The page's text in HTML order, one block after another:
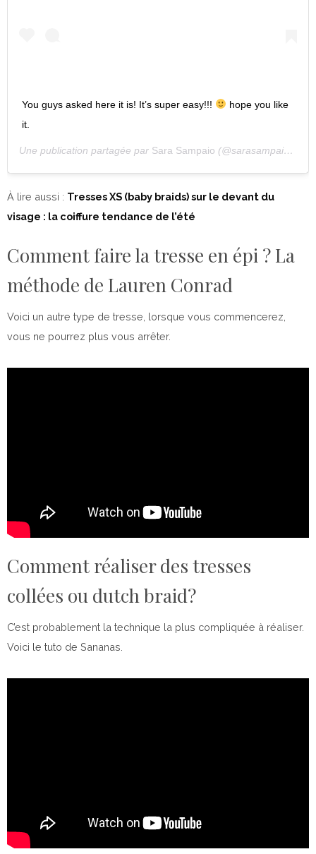
You guys asked here it is! It’s super easy!!!
hope you like
it.
Une publication partagée par Sara Sampaio (@sarasampaio) le
À lire aussi : Tresses XS (baby braids) sur le devant du
visage : la coiffure tendance de l’été
Comment faire la tresse en épi ? La
méthode de Lauren Conrad
Voici un autre type de tresse, lorsque vous commencerez,
vous ne pourrez plus vous arrêter.
Comment réaliser des tresses
collées ou dutch braid?
C’est probablement la technique la plus compliquée à réaliser.
Voici le tuto de Sananas.